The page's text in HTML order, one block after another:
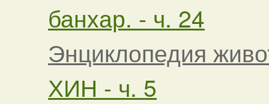
банхар. - ч. 24
Энциклопедия
ХИН - ч. 5